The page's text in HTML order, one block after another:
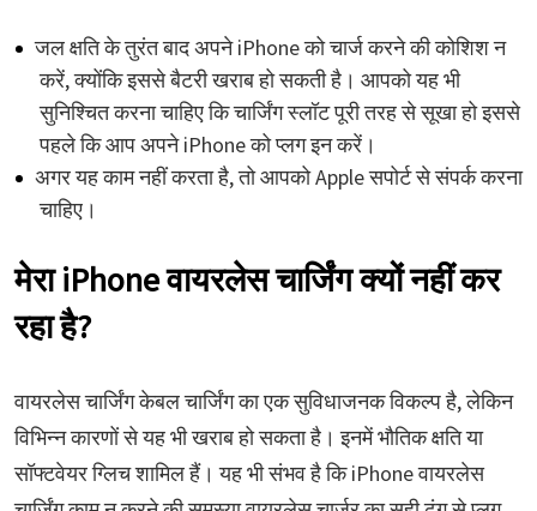
जल क्षति के तुरंत बाद अपने iPhone को चार्ज करने की कोशिश न
करें, क्योंकि इससे बैटरी खराब हो सकती है। आपको यह भी
सुनिश्चित करना चाहिए कि चार्जिंग स्लॉट पूरी तरह से सूखा हो इससे
पहले कि आप अपने iPhone को प्लग इन करें।
अगर यह काम नहीं करता है, तो आपको Apple सपोर्ट से संपर्क करना
चाहिए।
मेरा iPhone वायरलेस चार्जिंग क्यों नहीं कर
रहा है?
वायरलेस चार्जिंग केबल चार्जिंग का एक सुविधाजनक विकल्प है, लेकिन
विभिन्न कारणों से यह भी खराब हो सकता है। इनमें भौतिक क्षति या
सॉफ्टवेयर ग्लिच शामिल हैं। यह भी संभव है कि iPhone वायरलेस